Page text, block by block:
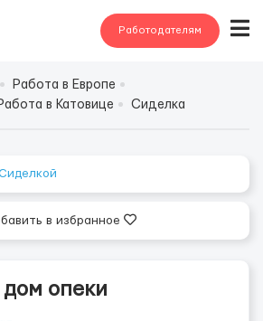
Работодателям
Работа в Европе
в Катовице Сиделка
в избранное
опеки